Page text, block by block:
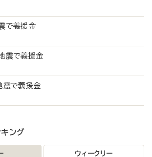
震で義援金
地震で義援金
地震で義援金
キング
ウィークリー